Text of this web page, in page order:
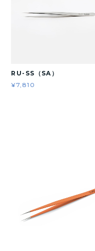
RU-SS（SA）
¥7,810